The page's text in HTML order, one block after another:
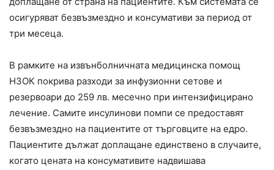
осигуряват безвъзмездно и консумативи за период от
три месеца.
В рамките на извънболничната медицинска помощ
НЗОК покрива разходи за инфузионни сетове и
резервоари до 259 лв. месечно при интензифицирано
лечение. Самите инсулинови помпи се предоставят
безвъзмездно на пациентите от търговците на едро.
Пациентите дължат доплащане единствено в случаите,
когато цената на консумативите надвишава